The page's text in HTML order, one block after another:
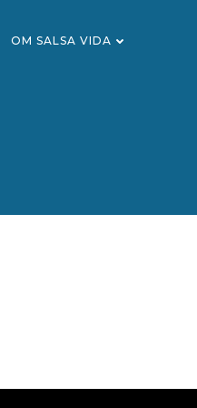
OM SALSA VIDA